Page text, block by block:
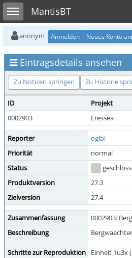
Toggle sidebarMantisBT
anonym Anmelden Neues Konto
Eintragsdetails ansehen
Zu Notizen springen Zu Historie
ID Projekt
0002903
Eressea
Reporter oglbi
Priorität
normal
Status
Produktversion
27.3
Zielversion
27.4
Zusammenfassung
0002903:
Beschreibung
Schritte zur Reproduktion Einheit 1u3x